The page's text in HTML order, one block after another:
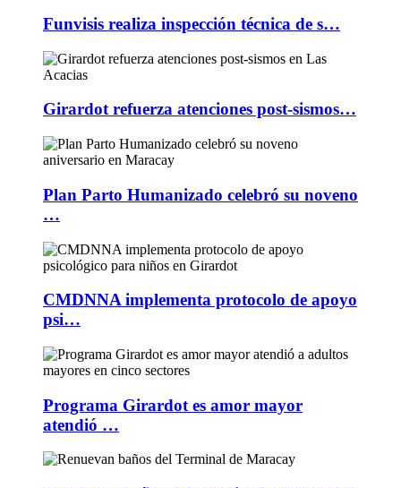
Funvisis realiza inspección técnica de s…
Girardot refuerza atenciones post-sismos…
Plan Parto Humanizado celebró su noveno
…
CMDNNA implementa protocolo de apoyo
psi…
Programa Girardot es amor mayor
atendió …